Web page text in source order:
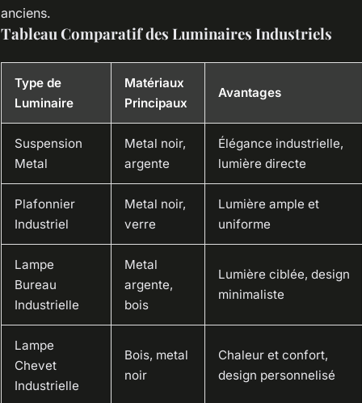
anciens.
Tableau Comparatif des Luminaires Industriels
Type de
Luminaire
Matériaux
Principaux
Avantages
Suspension
Metal
Metal noir,
argente
Élégance industrielle,
lumière directe
Plafonnier
Industriel
Metal noir,
verre
Lumière ample et
uniforme
Lampe
Bureau
Industrielle
Metal
argente,
bois
Lumière ciblée, design
minimaliste
Lampe
Chevet
Industrielle
Bois, metal
noir
Chaleur et confort,
design personnelisé